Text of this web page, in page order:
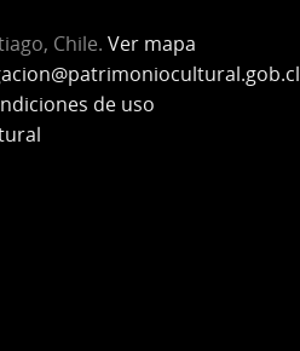
Chile. Ver mapa
de uso